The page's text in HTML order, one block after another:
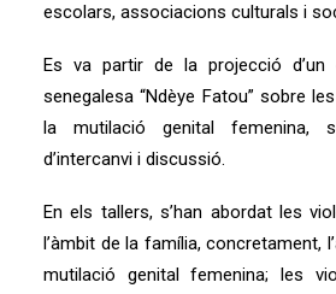
escolars, associacions culturals i
Es va partir de la projecció d’un
senegalesa “Ndèye Fatou” sobre
la mutilació genital femenina,
d’intercanvi i discussió.
En els tallers, s’han abordat les
l’àmbit de la família, concretament,
mutilació genital femenina; les